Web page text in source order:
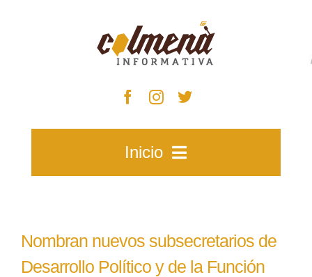
Inicio
Zacatecas
Nombran nuevos subsecretarios de
Desarrollo Político y de la Función